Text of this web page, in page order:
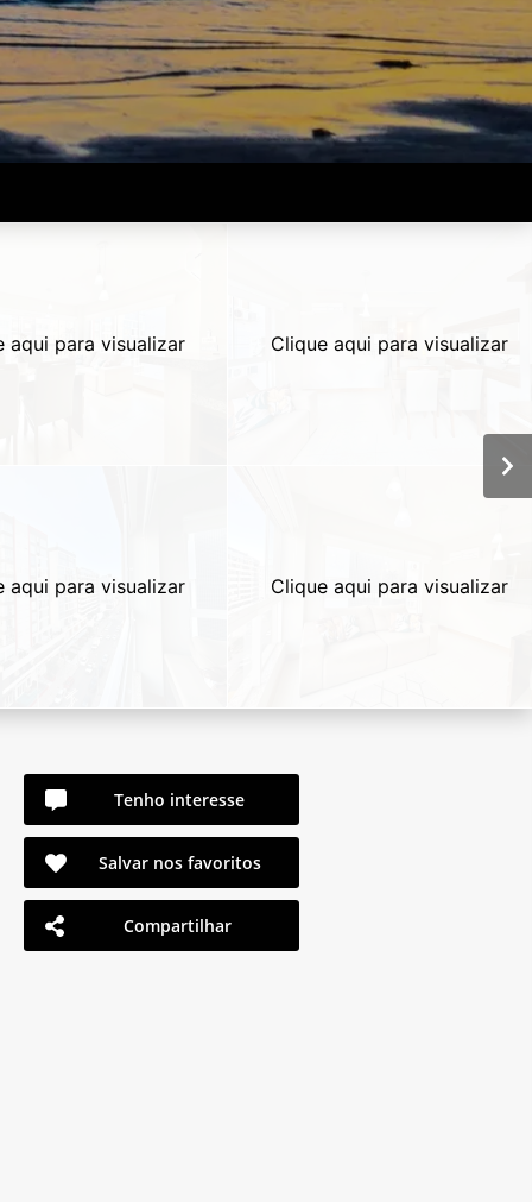
aqui para visualizar
aqui para visualizar
Clique aqui para visualizar
Clique aqui para visualizar
Tenho interesse
Salvar nos favoritos
Compartilhar